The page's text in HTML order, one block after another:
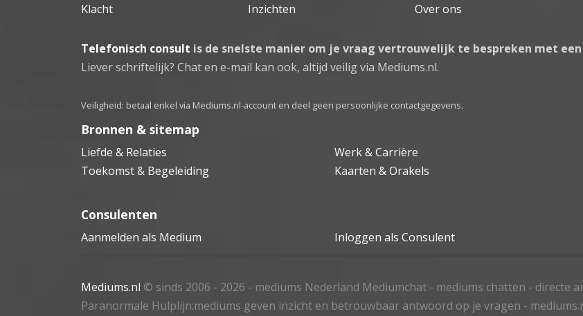
Klacht
Inzichten Over ons
Telefonisch consult is de snelste manier om je vraag vertrouwelijk te bespreken met een
Liever schriftelijk? Chat en e-mail kan ook, altijd veilig via Mediums.nl.
Veiligheid: betaal enkel via Mediums.nl-account en deel geen persoonlijke contactgegevens.
Bronnen & sitemap
Liefde & Relaties Werk & Carrière
Toekomst & Begeleiding
Kaarten & Orakels
Consulenten
Aanmelden als Medium Inloggen als Consulent
Mediums.nl © sinds 2006 - 2026 - mediums Nederland Mediumchat - mediums chatten - directe
Paranormale Hulplijn:mediums geven inzicht en betrouwbaar antwoord op je vragen -